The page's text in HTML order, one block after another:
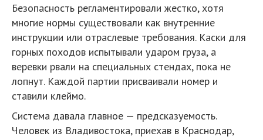
Безопасность регламентировали жестко, хотя
многие нормы существовали как внутренние
инструкции или отраслевые требования. Каски для
горных походов испытывали ударом груза, а
веревки рвали на специальных стендах, пока не
лопнут. Каждой партии присваивали номер и
ставили клеймо.
Система давала главное — предсказуемость.
Человек из Владивостока, приехав в Краснодар,